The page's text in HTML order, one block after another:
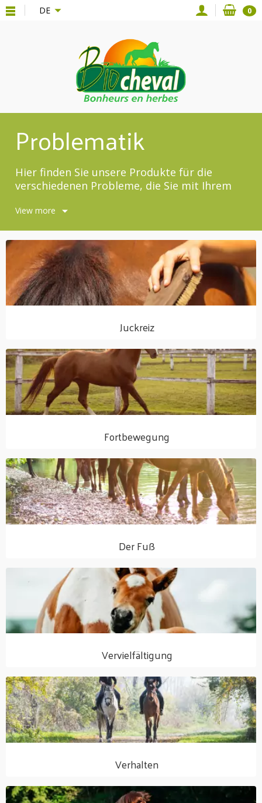
{**} DE 0
Problematik
Hier finden Sie unsere Produkte für die
verschiedenen Probleme, die Sie mit Ihrem
View more
Juckreiz
Fortbewegung
Der Fuß
Vervielfältigung
Verhalten